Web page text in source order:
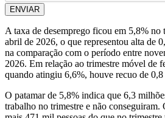
ENVIAR
A taxa de desemprego ficou em 5,8% no
abril de 2026, o que representou alta de
na comparação com o período entre
2026. Em relação ao trimestre móvel de
quando atingiu 6,6%, houve recuo de 0,8
O patamar de 5,8% indica que 6,3
trabalho no trimestre e não conseguiram.